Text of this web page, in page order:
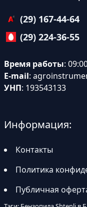
(29) 167-44-64
(29) 224-36-55
Время работы:
E-mail:
УНП: 193543133
Информация:
Контакты
Политика
Публичная